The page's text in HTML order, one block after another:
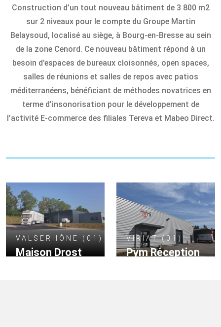
Construction d’un tout nouveau bâtiment de 3 800 m2
sur 2 niveaux pour le compte du Groupe Martin
Belaysoud, localisé au siège, à Bourg-en-Bresse au sein
de la zone Cenord. Ce nouveau bâtiment répond à un
besoin d’espaces de bureaux cloisonnés, open spaces,
salles de réunions et salles de repos avec patios
méditerranéens, bénéficiant de méthodes novatrices en
terme d’insonorisation pour le développement de
l’activité E-commerce des filiales Tereva et Mabeo Direct.
VALSERHÔNE (01)
Maison Drost
VIRIAT (01)
Pym Réception